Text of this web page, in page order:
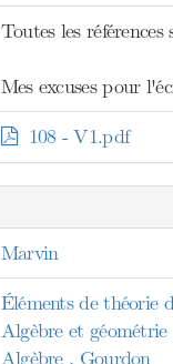
Toutes les
Mes excuses pour
108 - V1.pdf
Marvin
Éléments de théorie
Algèbre et géométrie
Algèbre , Gourdon